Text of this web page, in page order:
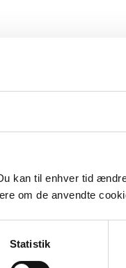
kan til enhver tid
om de anvendte
Statistik